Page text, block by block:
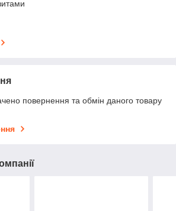
повернення та обмін даного товару